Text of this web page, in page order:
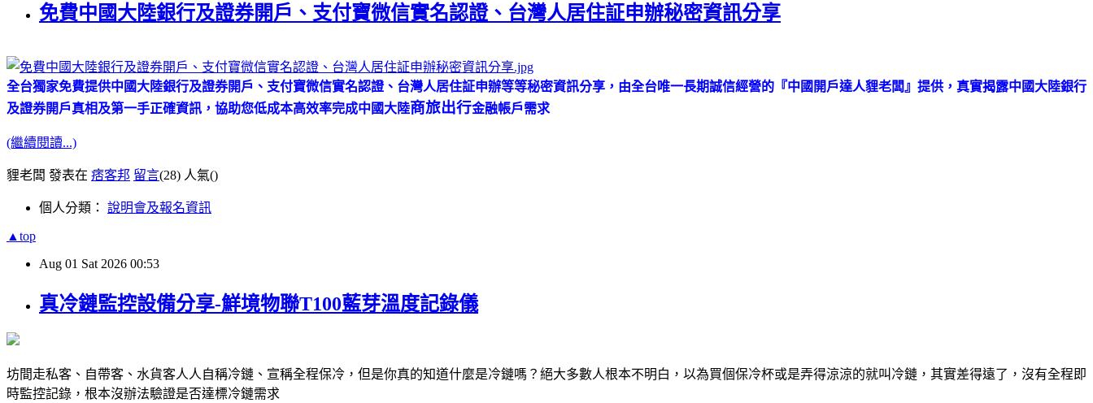
免費中國大陸銀行及證券開戶、支付寶微信實名認證、台灣人居住証申辦秘密資訊分享
全台獨家免費提供中國大陸銀行及證券開戶、支付寶微信實名認證、台灣人居住証申辦等等秘密資訊分享，由全台唯一長期誠信經營的『中國開戶達人貍老闆』提供，真實揭露中國大陸銀行
及證券開戶真相及第一手正確資訊，協助您低成本高效率完成中國大陸商旅出行金融帳戶需求
(繼續閱讀...)
貍老闆 發表在 痞客邦 留言(28) 人氣()
個人分類： 說明會及報名資訊
▲top
Aug 01 Sat 2026 00:53
真冷鏈監控設備分享-鮮境物聯T100藍芽溫度記錄儀
坊間走私客、自帶客、水貨客人人自稱冷鏈、宣稱全程保冷，但是你真的知道什麼是冷鏈嗎？絕大多數人根本不明白，以為買個保冷杯或是弄得涼涼的就叫冷鏈，其實差得遠了，沒有全程即
時監控記錄，根本沒辦法驗證是否達標冷鏈需求